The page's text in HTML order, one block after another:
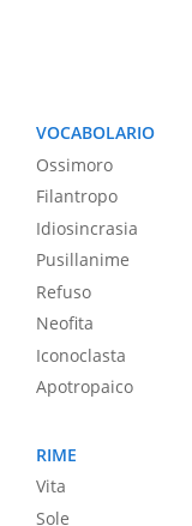
VOCABOLARIO
Ossimoro
Filantropo
Idiosincrasia
Pusillanime
Refuso
Neofita
Iconoclasta
Apotropaico
RIME
Vita
Sole